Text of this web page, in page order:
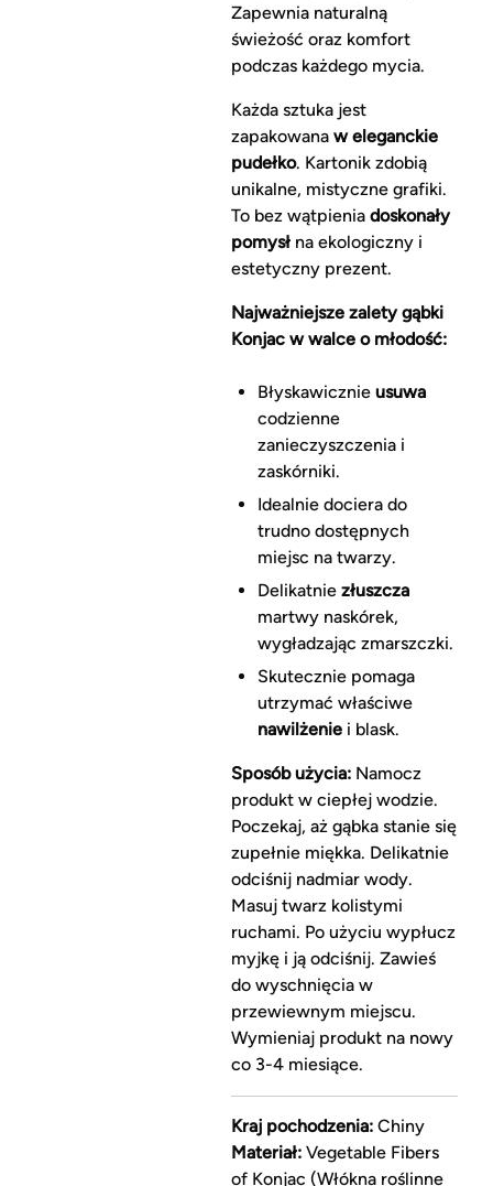
Zapewnia naturalną
świeżość oraz komfort
podczas każdego mycia.
Każda sztuka jest
zapakowana w eleganckie
pudełko. Kartonik zdobią
unikalne, mistyczne grafiki.
To bez wątpienia doskonały
pomysłna ekologiczny i
estetyczny prezent.
Najważniejsze zalety gąbki
Konjac w walce o młodość:
Błyskawicznie usuwa
codzienne
zanieczyszczenia i
zaskórniki.
Idealnie dociera do
trudno dostępnych
miejsc na twarzy.
Delikatnie złuszcza
martwy naskórek,
wygładzając zmarszczki.
Skutecznie pomaga
utrzymać właściwe
nawilżeniei blask.
Sposób użycia:Namocz
produkt w ciepłej wodzie.
Poczekaj, aż gąbka stanie się
zupełnie miękka. Delikatnie
odciśnij nadmiar wody.
Masuj twarz kolistymi
ruchami. Po użyciu wypłucz
myjkę i ją odciśnij. Zawieś
do wyschnięcia w
przewiewnym miejscu.
Wymieniaj produkt na nowy
co 3-4 miesiące.
Kraj pochodzenia:Chiny
Materiał:Vegetable Fibers
of Konjac (Włókna roślinne